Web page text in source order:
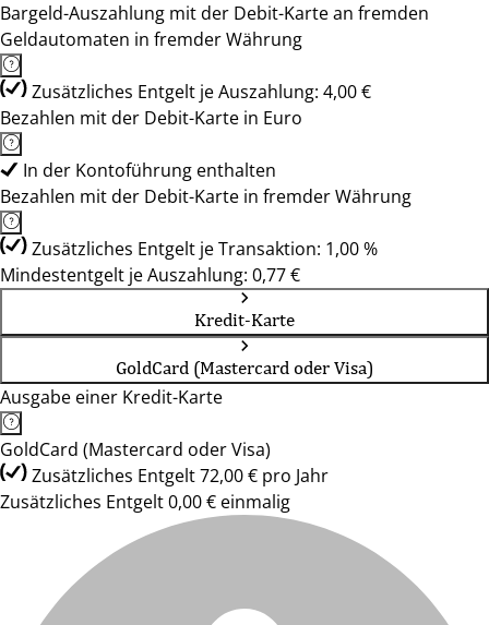
Bargeld-Auszahlung mit der Debit-Karte an fremden
Geldautomaten in fremder Währung
Zusätzliches Entgelt je Auszahlung: 4,00 €
Bezahlen mit der Debit-Karte in Euro
In der Kontoführung enthalten
Bezahlen mit der Debit-Karte in fremder Währung
Zusätzliches Entgelt je Transaktion: 1,00 %
Mindestentgelt je Auszahlung: 0,77 €
Kredit-Karte
GoldCard (Mastercard oder Visa)
Ausgabe einer Kredit-Karte
GoldCard (Mastercard oder Visa)
Zusätzliches Entgelt 72,00 € pro Jahr
Zusätzliches Entgelt 0,00 € einmalig